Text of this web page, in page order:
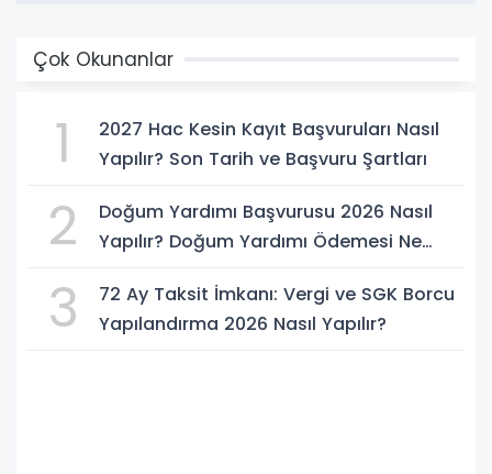
Çok Okunanlar
1
2027 Hac Kesin Kayıt Başvuruları Nasıl
Yapılır? Son Tarih ve Başvuru Şartları
2
Doğum Yardımı Başvurusu 2026 Nasıl
Yapılır? Doğum Yardımı Ödemesi Ne
3
72 Ay Taksit İmkanı: Vergi ve SGK Borcu
Yapılandırma 2026 Nasıl Yapılır?